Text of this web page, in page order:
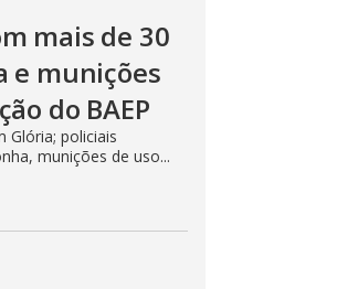
mais de 30
e munições
do BAEP
Glória; policiais
munições de uso...